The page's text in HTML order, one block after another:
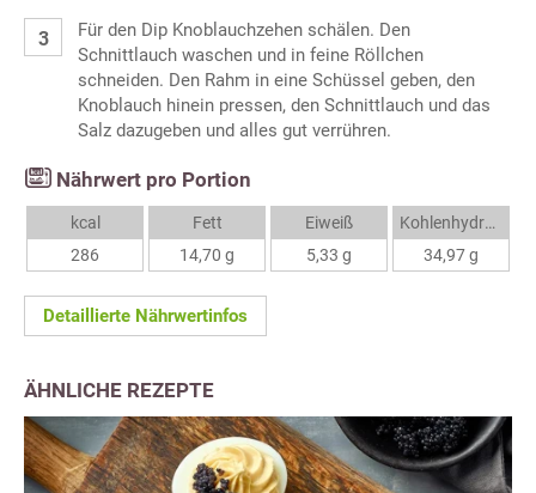
Für den Dip Knoblauchzehen schälen. Den
Schnittlauch waschen und in feine Röllchen
schneiden. Den Rahm in eine Schüssel geben, den
Knoblauch hinein pressen, den Schnittlauch und das
Salz dazugeben und alles gut verrühren.
Nährwert pro Portion
kcal
286
Fett
14,70 g
Eiweiß
5,33 g
Kohlenhydrate
34,97 g
Detaillierte Nährwertinfos
ÄHNLICHE REZEPTE